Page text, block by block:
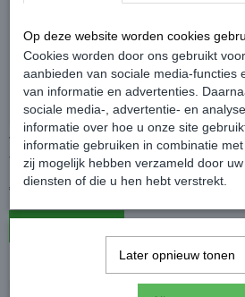
Volkswagen Geurhanger -
T1 Bus turquoise / Geel
€ 4,99
Op deze website worden cookies
Cookies worden door ons gebruikt
aanbieden van sociale media-functies
van informatie en advertenties.
sociale media-, advertentie- en
informatie over hoe u onze site
informatie gebruiken in combinatie
zij mogelijk hebben verzameld door
diensten of die u hen hebt verstrekt.
Later opnieuw tonen